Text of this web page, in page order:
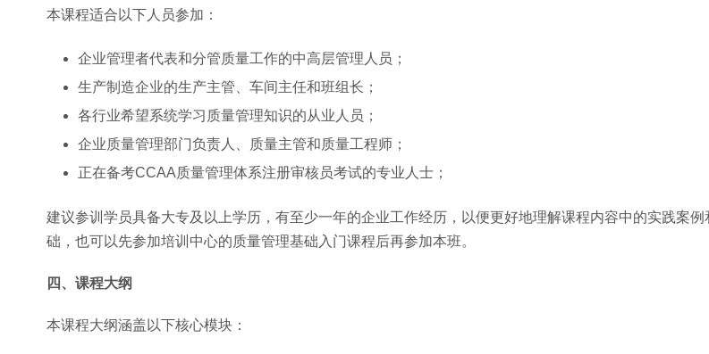
本课程适合以下人员参加：
企业管理者代表和分管质量工作的中高层管理人员；
生产制造企业的生产主管、车间主任和班组长；
各行业希望系统学习质量管理知识的从业人员；
企业质量管理部门负责人、质量主管和质量工程师；
正在备考CCAA质量管理体系注册审核员考试的专业人士；
建议参训学员具备大专及以上学历，有至少一年的企业工作经历，以便更好地理解课程内容中的实践案
础，也可以先参加培训中心的质量管理基础入门课程后再参加本班。
四、课程大纲
本课程大纲涵盖以下核心模块：